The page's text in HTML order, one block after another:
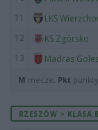
11
LKS
12
KS Zgórsko
13
Madras
M mecze, Pkt punkty
RZESZÓW > KLASA